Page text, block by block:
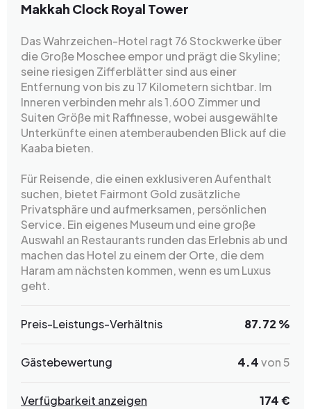
Makkah Clock Royal Tower
Das Wahrzeichen-Hotel ragt 76 Stockwerke über
die Große Moschee empor und prägt die Skyline;
seine riesigen Zifferblätter sind aus einer
Entfernung von bis zu 17 Kilometern sichtbar. Im
Inneren verbinden mehr als 1.600 Zimmer und
Suiten Größe mit Raffinesse, wobei ausgewählte
Unterkünfte einen atemberaubenden Blick auf die
Kaaba bieten.
Für Reisende, die einen exklusiveren Aufenthalt
suchen, bietet Fairmont Gold zusätzliche
Privatsphäre und aufmerksamen, persönlichen
Service. Ein eigenes Museum und eine große
Auswahl an Restaurants runden das Erlebnis ab und
machen das Hotel zu einem der Orte, die dem
Haram am nächsten kommen, wenn es um Luxus
geht.
Preis-Leistungs-Verhältnis 87.72 %
Gästebewertung 4.4von 5
Verfügbarkeit anzeigen 174 €